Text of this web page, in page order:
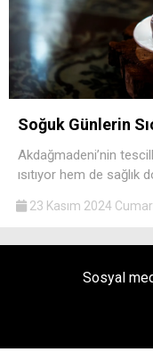
Soğuk Günlerin
Akdağmadeni’nin
ısıtıyor hem de sağlık
23 Kasım 2024
Sosyal